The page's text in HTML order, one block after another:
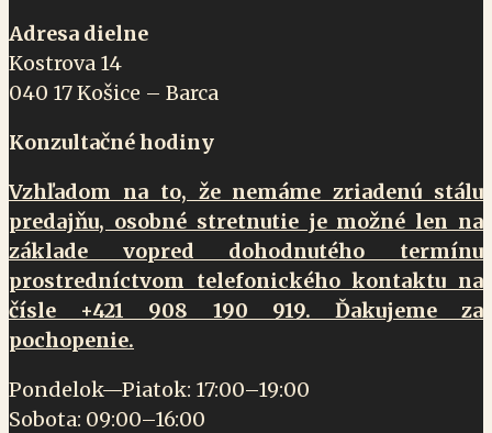
Adresa dielne
Kostrova 14
040 17 Košice – Barca
Konzultačné hodiny
Vzhľadom na to, že nemáme zriadenú stálu
predajňu, osobné stretnutie je možné len na
základe vopred dohodnutého termínu
prostredníctvom telefonického kontaktu na
čísle +421 908 190 919. Ďakujeme za
pochopenie.
Pondelok—Piatok: 17:00–19:00
Sobota: 09:00–16:00